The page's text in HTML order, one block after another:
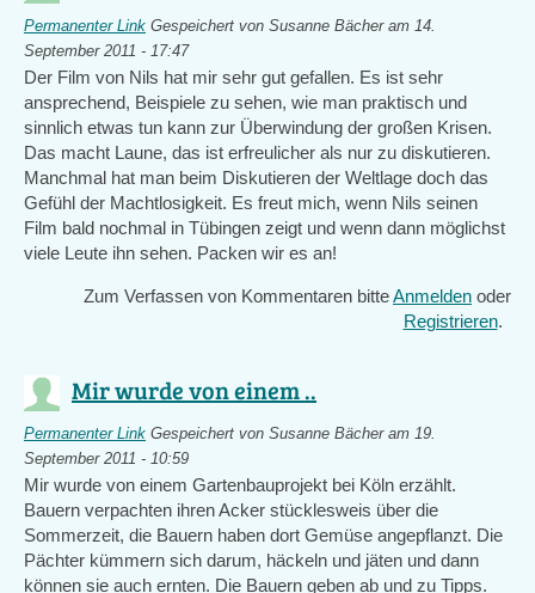
Permanenter Link Gespeichert von Susanne Bächeram 14.
September 2011 - 17:47
Der Film von Nils hat mir sehr gut gefallen. Es ist sehr
ansprechend, Beispiele zu sehen, wie man praktisch und
sinnlich etwas tun kann zur Überwindung der großen Krisen.
Das macht Laune, das ist erfreulicher als nur zu diskutieren.
Manchmal hat man beim Diskutieren der Weltlage doch das
Gefühl der Machtlosigkeit. Es freut mich, wenn Nils seinen
Film bald nochmal in Tübingen zeigt und wenn dann möglichst
viele Leute ihn sehen. Packen wir es an!
Zum Verfassen von Kommentaren bitteAnmelden oder
Registrieren.
Mir wurde von einem ..
Permanenter Link Gespeichert von Susanne Bächeram 19.
September 2011 - 10:59
Mir wurde von einem Gartenbauprojekt bei Köln erzählt.
Bauern verpachten ihren Acker stücklesweis über die
Sommerzeit, die Bauern haben dort Gemüse angepflanzt. Die
Pächter kümmern sich darum, häckeln und jäten und dann
können sie auch ernten. Die Bauern geben ab und zu Tipps.